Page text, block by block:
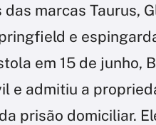
marcas Taurus,
e
em 15 de junho,
e admitiu a
prisão domiciliar.